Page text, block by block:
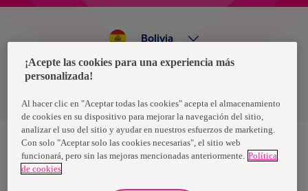
Política de privacidad de datos
Bolivia
Nosotras, una marca de Essity - una compañía global líder en
higiene y salud. Cada día, mil millones de personas, en todo el
¡Acepte las cookies para una experiencia más
personalizada!
Al hacer clic en "Aceptar todas las cookies" acepta el almacenamiento
de cookies en su dispositivo para mejorar la navegación del sitio,
analizar el uso del sitio y ayudar en nuestros esfuerzos de marketing.
Con solo "Aceptar solo las cookies necesarias", el sitio web
funcionará, pero sin las mejoras mencionadas anteriormente. Política
de cookies